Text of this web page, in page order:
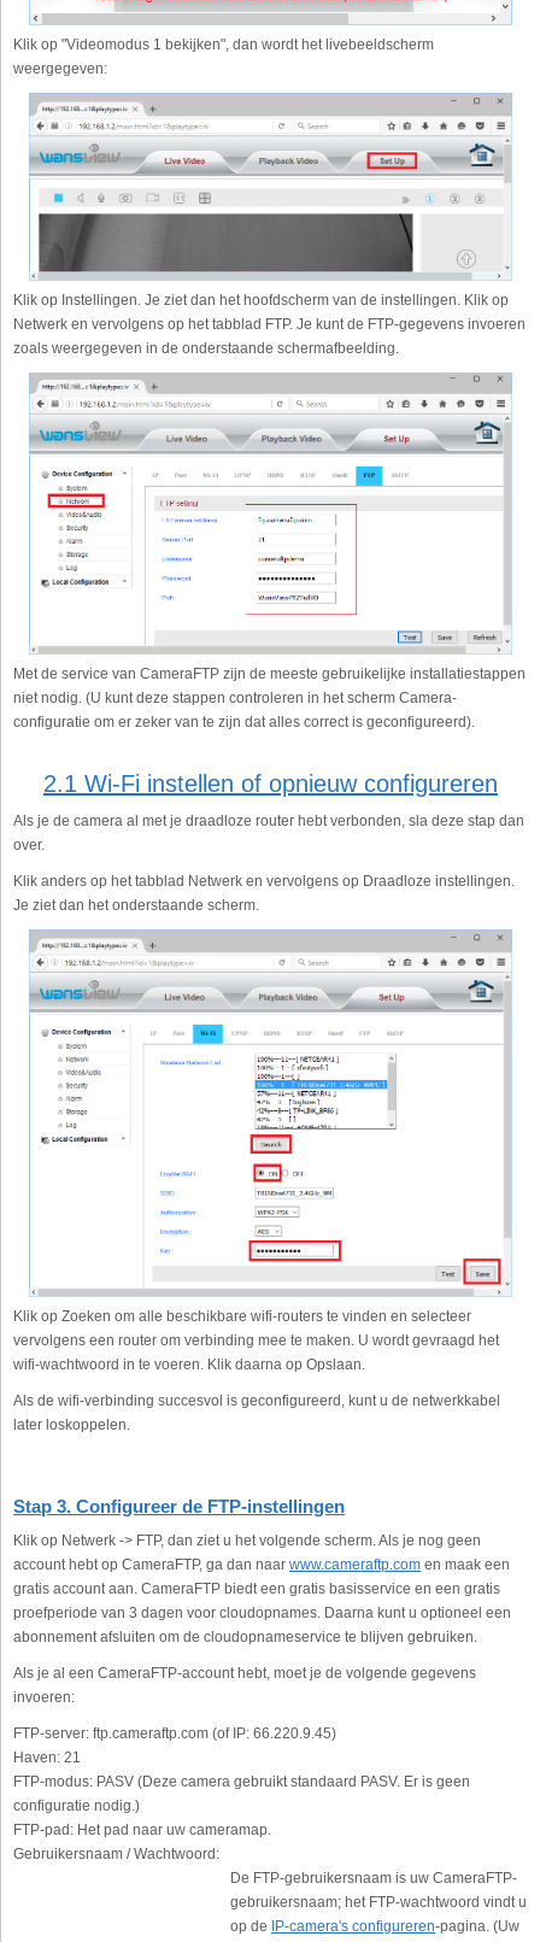
Klik op "Videomodus 1 bekijken", dan wordt het livebeeldscherm
weergegeven:
Klik op Instellingen. Je ziet dan het hoofdscherm van de instellingen. Klik op
Netwerk en vervolgens op het tabblad FTP. Je kunt de FTP-gegevens invoeren
zoals weergegeven in de onderstaande schermafbeelding.
Met de service van CameraFTP zijn de meeste gebruikelijke installatiestappen
niet nodig. (U kunt deze stappen controleren in het scherm Camera-
configuratie om er zeker van te zijn dat alles correct is geconfigureerd).
2.1 Wi-Fi instellen of opnieuw configureren
Als je de camera al met je draadloze router hebt verbonden, sla deze stap dan
over.
Klik anders op het tabblad Netwerk en vervolgens op Draadloze instellingen.
Je ziet dan het onderstaande scherm.
Klik op Zoeken om alle beschikbare wifi-routers te vinden en selecteer
vervolgens een router om verbinding mee te maken. U wordt gevraagd het
wifi-wachtwoord in te voeren. Klik daarna op Opslaan.
Als de wifi-verbinding succesvol is geconfigureerd, kunt u de netwerkkabel
later loskoppelen.
Stap 3. Configureer de FTP-instellingen
Klik op Netwerk -> FTP, dan ziet u het volgende scherm. Als je nog geen
account hebt op CameraFTP, ga dan naar www.cameraftp.com en maak een
gratis account aan. CameraFTP biedt een gratis basisservice en een gratis
proefperiode van 3 dagen voor cloudopnames. Daarna kunt u optioneel een
abonnement afsluiten om de cloudopnameservice te blijven gebruiken.
Als je al een CameraFTP-account hebt, moet je de volgende gegevens
invoeren:
FTP-server: ftp.cameraftp.com (of IP: 66.220.9.45)
Haven: 21
FTP-modus: PASV (Deze camera gebruikt standaard PASV. Er is geen
configuratie nodig.)
FTP-pad: Het pad naar uw cameramap.
Gebruikersnaam / Wachtwoord:
De FTP-gebruikersnaam is uw CameraFTP-
gebruikersnaam; het FTP-wachtwoord vindt u
op de
IP-camera's configureren-pagina. (Uw